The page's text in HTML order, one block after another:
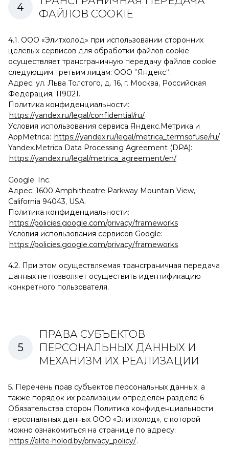
ФАЙЛОВ COOKIE
4.1. ООО «Элитхолод» при использовании сторонних
целевых сервисов для обработки файлов cookie
осуществляет трансграничную передачу файлов cookie
следующим третьим лицам: ООО ”Яндекс“.
Адрес: ул. Льва Толстого, д. 16, г. Москва, Российская
Федерация, 119021.
Политика конфиденциальности:
https://yandex.ru/legal/confidential/ru/
Условия использования сервиса Яндекс.Метрика и
AppMetrica: https://yandex.ru/legal/metrica_termsofuse/ru/
Yandex.Metrica Data Processing Agreement (DPA):
https://yandex.ru/legal/metrica_agreement/en/
Google, Inc.
Адрес: 1600 Amphitheatre Parkway Mountain View,
California 94043, USA.
Политика конфиденциальности:
https://policies.google.com/privacy/frameworks
Условия использования сервисов Google:
https://policies.google.com/privacy/frameworks
4.2. При этом осуществляемая трансграничная передача
данных не позволяет осуществить идентификацию
конкретного пользователя.
ПРАВА СУБЪЕКТОВ
ПЕРСОНАЛЬНЫХ ДАННЫХ И
МЕХАНИЗМ ИХ РЕАЛИЗАЦИИ
5. Перечень прав субъектов персональных данных, а
также порядок их реализации определен разделе 6
Обязательства сторон Политика конфиденциальности
персональных данных ООО «Элитхолод», с которой
можно ознакомиться на странице по адресу:
https://elite-holod.by/privacy_policy/.